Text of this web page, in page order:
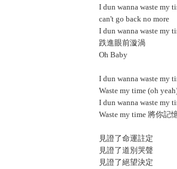
I dun wanna waste my
can't go back no more
I dun wanna waste my
跌進眼前漩渦
Oh Baby
I dun wanna waste my
Waste my time (oh
I dun wanna waste my
Waste my time 將你記
見證了命運註定
見證了道別哭聲
見證了絕望決定